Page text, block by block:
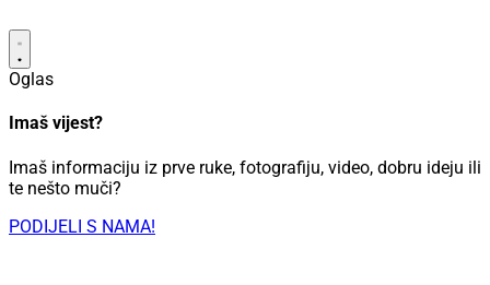
Oglas
Imaš vijest?
Imaš informaciju iz prve ruke, fotografiju, video, dobru ideju ili
te nešto muči?
PODIJELI S NAMA!